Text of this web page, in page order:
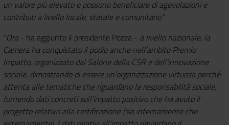
un valore più elevato e possono beneficiare di agevolazioni e
contributi a livello locale, statale e comunitario".
"Ora - ha aggiunto il presidente Pozza - a livello nazionale, la
Camera ha conquistato il podio anche nell’ambito Premio
Impatto, organizzato dal Salone della CSR e dell’innovazione
sociale, dimostrando di essere un’organizzazione virtuosa perché
attenta alle tematiche che riguardano la responsabilità sociale,
fornendo dati concreti sull’impatto positivo che ha avuto il
progetto relativo alla certificazione (sia internamente che